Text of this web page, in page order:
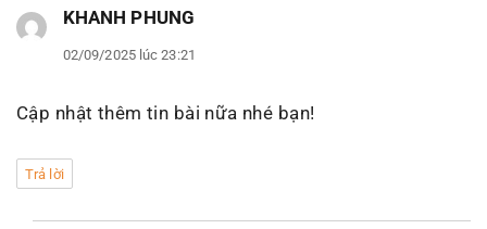
KHANH PHUNG
02/09/2025 lúc 23:21
Cập nhật thêm tin bài nữa nhé bạn!
Trả lời